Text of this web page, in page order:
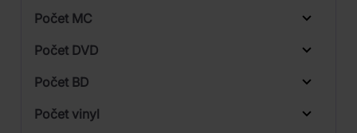
Počet MC
Počet DVD
Počet BD
Počet vinyl